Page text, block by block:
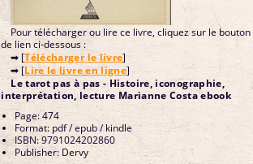
Pour télécharger ou lire ce livre, cliquez sur le bouton
de lien ci-dessous :
➡ [Télécharger le livre]
➡ [Lire le livre en ligne]
Le tarot pas à pas - Histoire, iconographie,
interprétation, lecture Marianne Costa ebook
Page: 474
Format: pdf / epub / kindle
ISBN: 9791024202860
Publisher: Dervy